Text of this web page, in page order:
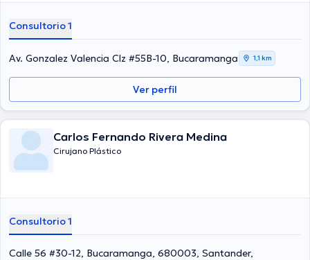
Consultorio 1
Av. Gonzalez Valencia Clz #55B-10, Bucaramanga 1,1 km
Ver perfil
Carlos Fernando Rivera Medina
Cirujano Plástico
Consultorio 1
Calle 56 #30-12, Bucaramanga, 680003, Santander,